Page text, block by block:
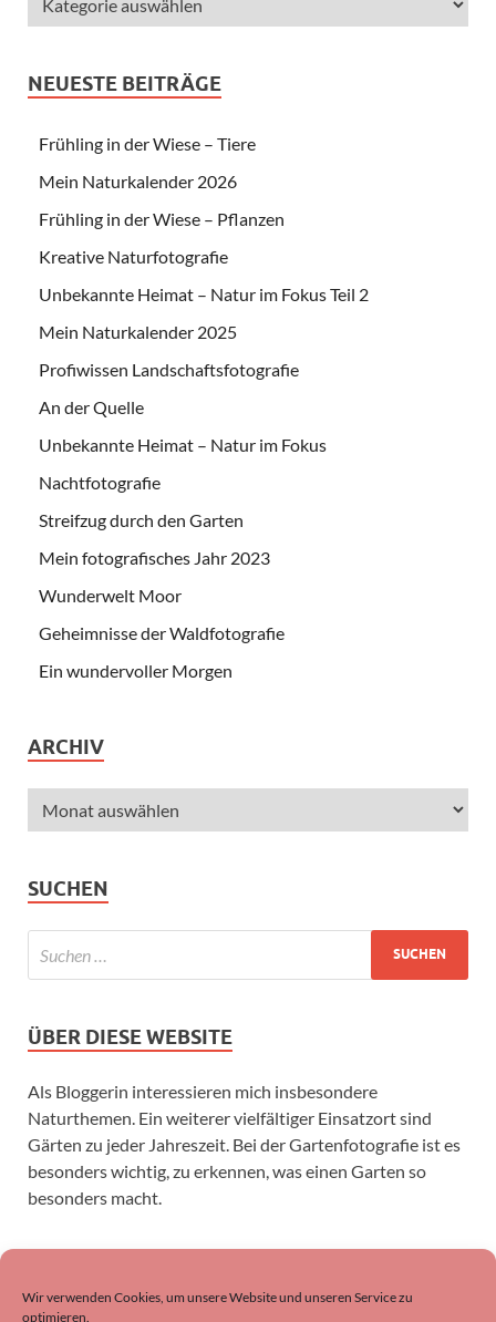
Wir verwenden Cookies, um unsere Website und unseren Service zu
optimieren.
NEUESTE BEITRÄGE
Frühling in der Wiese – Tiere
Mein Naturkalender 2026
Frühling in der Wiese – Pflanzen
Kreative Naturfotografie
Unbekannte Heimat – Natur im Fokus Teil 2
Mein Naturkalender 2025
Profiwissen Landschaftsfotografie
An der Quelle
Unbekannte Heimat – Natur im Fokus
Nachtfotografie
Streifzug durch den Garten
Mein fotografisches Jahr 2023
Wunderwelt Moor
Geheimnisse der Waldfotografie
Ein wundervoller Morgen
ARCHIV
SUCHEN
ÜBER DIESE WEBSITE
Als Bloggerin interessieren mich insbesondere
Naturthemen. Ein weiterer vielfältiger Einsatzort sind
Gärten zu jeder Jahreszeit. Bei der Gartenfotografie ist es
besonders wichtig, zu erkennen, was einen Garten so
besonders macht.